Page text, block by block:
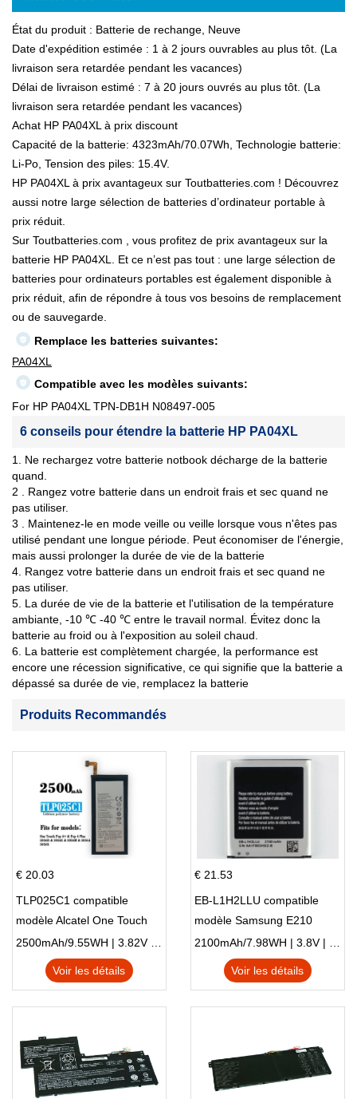
État du produit : Batterie de rechange, Neuve
Date d'expédition estimée : 1 à 2 jours ouvrables au plus tôt. (La
livraison sera retardée pendant les vacances)
Délai de livraison estimé : 7 à 20 jours ouvrés au plus tôt. (La
livraison sera retardée pendant les vacances)
Achat HP PA04XL à prix discount
Capacité de la batterie: 4323mAh/70.07Wh, Technologie batterie:
Li-Po, Tension des piles: 15.4V.
HP PA04XL à prix avantageux sur Toutbatteries.com ! Découvrez
aussi notre large sélection de batteries d’ordinateur portable à
prix réduit.
Sur Toutbatteries.com , vous profitez de prix avantageux sur la
batterie HP PA04XL. Et ce n’est pas tout : une large sélection de
batteries pour ordinateurs portables est également disponible à
prix réduit, afin de répondre à tous vos besoins de remplacement
ou de sauvegarde.
Remplace les batteries suivantes:
PA04XL
Compatible avec les modèles suivants:
For HP PA04XL TPN-DB1H N08497-005
6 conseils pour étendre la batterie HP PA04XL
1. Ne rechargez votre batterie notbook décharge de la batterie
quand.
2 . Rangez votre batterie dans un endroit frais et sec quand ne
pas utiliser.
3 . Maintenez-le en mode veille ou veille lorsque vous n'êtes pas
utilisé pendant une longue période. Peut économiser de l'énergie,
mais aussi prolonger la durée de vie de la batterie
4. Rangez votre batterie dans un endroit frais et sec quand ne
pas utiliser.
5. La durée de vie de la batterie et l'utilisation de la température
ambiante, -10 ℃ -40 ℃ entre le travail normal. Évitez donc la
batterie au froid ou à l'exposition au soleil chaud.
6. La batterie est complètement chargée, la performance est
encore une récession significative, ce qui signifie que la batterie a
dépassé sa durée de vie, remplacez la batterie
Produits Recommandés
€ 20.03
TLP025C1 compatible
modèle Alcatel One Touch
Pop 4 Plus OT-5056D
2500mAh/9.55WH | 3.82V | Li-ion ...
Voir les détails
€ 21.53
EB-L1H2LLU compatible
modèle Samsung E210
E210K i939
2100mAh/7.98WH | 3.8V | Li-ion ...
Voir les détails